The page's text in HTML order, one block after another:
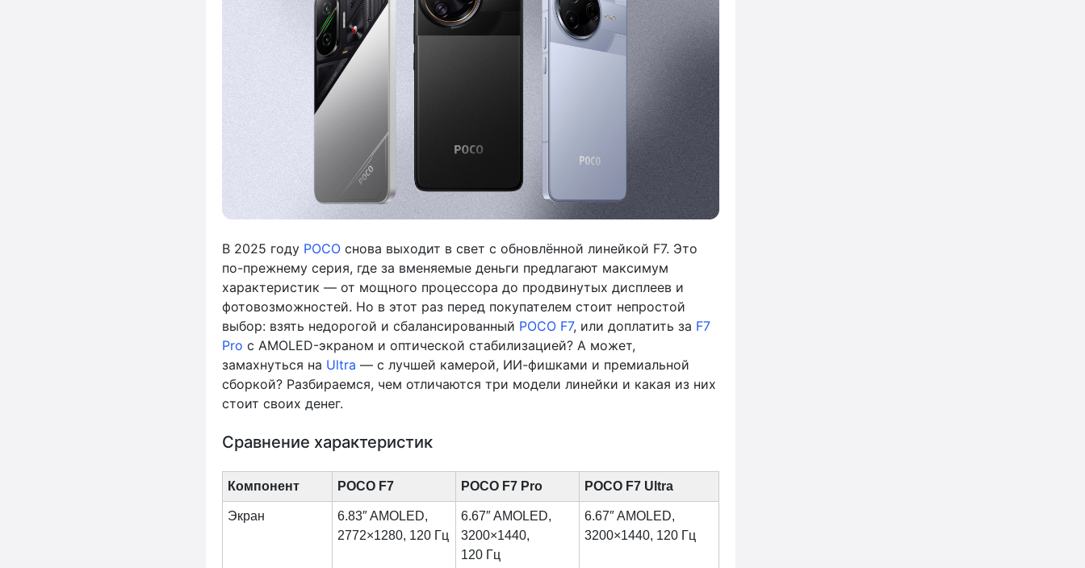
В 2025 году POCOснова выходит в свет с обновлённой линейкой F7. Это
по-прежнему серия, где за вменяемые деньги предлагают максимум
характеристик — от мощного процессора до продвинутых дисплеев и
фотовозможностей. Но в этот раз перед покупателем стоит непростой
выбор: взять недорогой и сбалансированный POCO F7, или доплатить за F7
Pro с AMOLED-экраном и оптической стабилизацией? А может,
замахнуться на Ultra — с лучшей камерой, ИИ-фишками и премиальной
сборкой? Разбираемся, чем отличаются три модели линейки и какая из них
стоит своих денег.
Сравнение характеристик
Компонент POCO F7 POCO F7 Pro POCO F7 Ultra
Экран
6.83″ AMOLED,
2772×1280, 120 Гц
6.67″ AMOLED,
3200×1440,
120 Гц
6.67″ AMOLED,
3200×1440, 120 Гц